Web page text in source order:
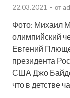
22.03.2021 - от
Фото: Михаил
олимпийский
Евгений
президента
США Джо
что в детстве